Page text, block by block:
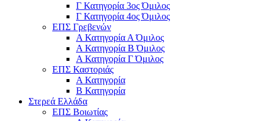
Γ Κατηγορία 3ος Όμιλος
Γ Κατηγορία 4ος Όμιλος
ΕΠΣ Γρεβενών
Α Κατηγορία Α Όμιλος
Α Κατηγορία B Όμιλος
Α Κατηγορία Γ Όμιλος
ΕΠΣ Καστοριάς
Α Κατηγορία
Β Κατηγορία
Στερεά Ελλάδα
ΕΠΣ Βοιωτίας